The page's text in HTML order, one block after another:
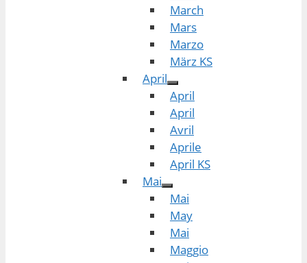
March
Mars
Marzo
März KS
April
April
April
Avril
Aprile
April KS
Mai
Mai
May
Mai
Maggio